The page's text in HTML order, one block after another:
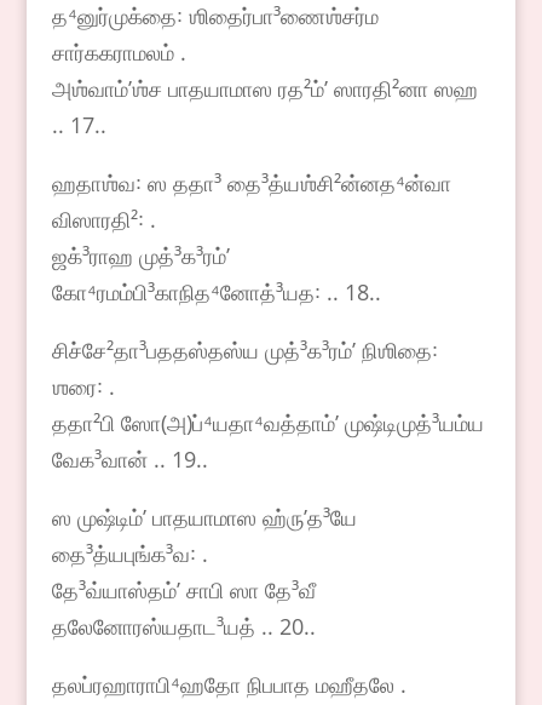
த⁴னுர்முக்தை꞉ ஶிதைர்பா³ணைஶ்சர்ம
சார்ககராமலம் .
அஶ்வாம்ʼஶ்ச பாதயாமாஸ ரத²ம்ʼ ஸாரதி²னா ஸஹ
.. 17..
ஹதாஶ்வ꞉ ஸ ததா³ தை³த்யஶ்சி²ன்னத⁴ன்வா
விஸாரதி²꞉ .
ஜக்³ராஹ முத்³க³ரம்ʼ
கோ⁴ரமம்பி³காநித⁴னோத்³யத꞉ .. 18..
சிச்சே²தா³பததஸ்தஸ்ய முத்³க³ரம்ʼ நிஶிதை꞉
ஶரை꞉ .
ததா²பி ஸோ(அ)ப்⁴யதா⁴வத்தாம்ʼ முஷ்டிமுத்³யம்ய
வேக³வான் .. 19..
ஸ முஷ்டிம்ʼ பாதயாமாஸ ஹ்ருʼத³யே
தை³த்யபுங்க³வ꞉ .
தே³வ்யாஸ்தம்ʼ சாபி ஸா தே³வீ
தலேனோரஸ்யதாட³யத் .. 20..
தலப்ரஹாராபி⁴ஹதோ நிபபாத மஹீதலே .